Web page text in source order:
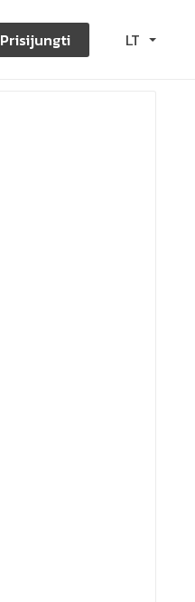
Prisijungti LT